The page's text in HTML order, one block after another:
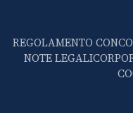
REGOLAMENTO
NOTE LEGALI